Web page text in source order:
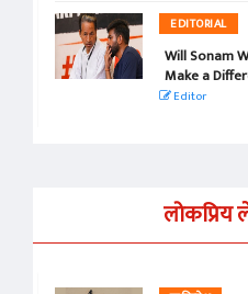
EDITORIAL
Will Sonam
Make a
Editor